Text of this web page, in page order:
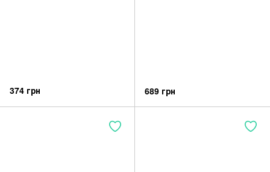
374 грн 689 грн